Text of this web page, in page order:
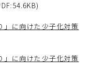
」に向けた少子化対策
」に向けた少子化対策